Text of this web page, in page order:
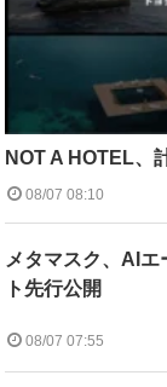
NOT A HOTEL、
08/07 08:10
メタマスク、AIエ
ト先行公開
08/07 07:55